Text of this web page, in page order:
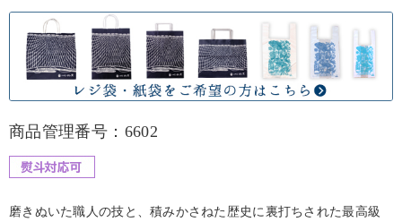
商品管理番号：6602
磨きぬいた職人の技と、積みかさねた歴史に裏打ちされた最高級